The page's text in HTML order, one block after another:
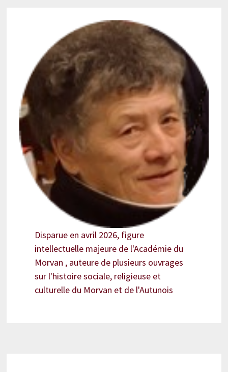
Disparue en avril 2026, figure
intellectuelle majeure de l'Académie du
Morvan , auteure de plusieurs ouvrages
sur l'histoire sociale, religieuse et
culturelle du Morvan et de l'Autunois